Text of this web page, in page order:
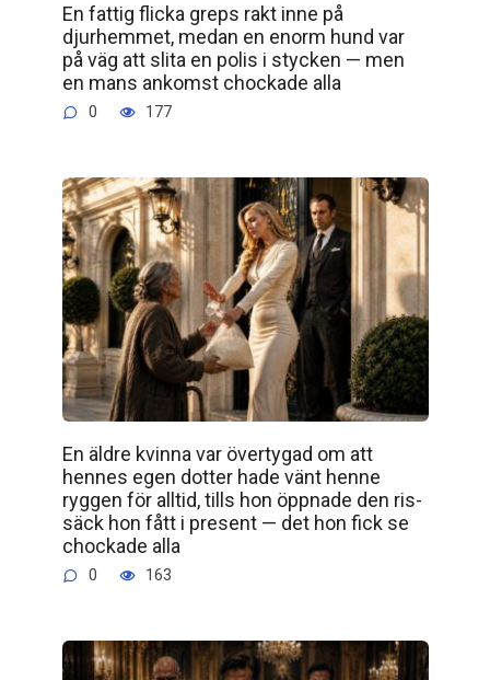
En fattig flicka greps rakt inne på
djurhemmet, medan en enorm hund var
på väg att slita en polis i stycken — men
en mans ankomst chockade alla
0 177
En äldre kvinna var övertygad om att
hennes egen dotter hade vänt henne
ryggen för alltid, tills hon öppnade den ris­
säck hon fått i present — det hon fick se
chockade alla
0 163